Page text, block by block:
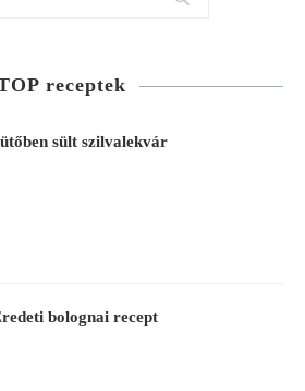
receptek
sült szilvalekvár
bolognai recept